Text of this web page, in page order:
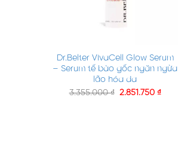
Dr.Belter VivaCell Glow Serum
– Serum tế bào gốc ngăn ngừa
lão hóa da
3.355.000₫ 2.851.750 ₫